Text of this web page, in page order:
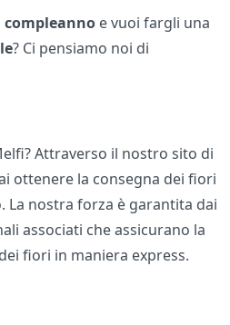
compleanno e vuoi fargli una
? Ci pensiamo noi di
Attraverso il nostro sito di
ottenere la consegna dei fiori
La nostra forza è garantita dai
associati che assicurano la
fiori in maniera express.